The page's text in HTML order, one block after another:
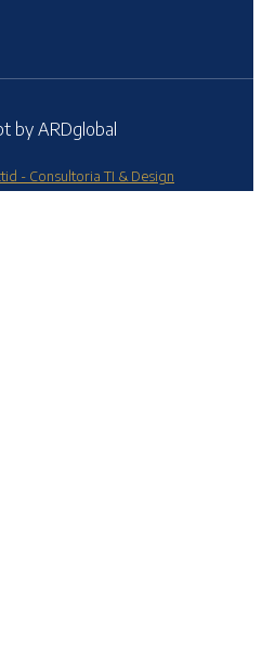
by ARDglobal
- Consultoria TI & Design